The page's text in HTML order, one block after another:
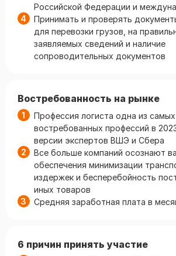
Российской Федерации и
Принимать и проверять
для перевозки грузов, на
заявляемых сведений и наличие
сопроводительных документов
Востребованность на рынке
Профессия логиста одна из самых
востребованных профессий в
версии экспертов ВШЭ и Сбера
Все больше компаний осознают
обеспечения минимизации
издержек и бесперебойность
иных товаров
Средняя заработная плата в
6 причин принять участие